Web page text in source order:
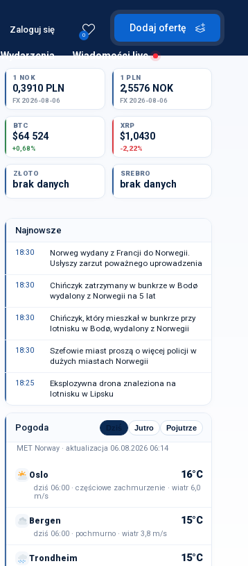
Dodaj ofertę
0
Zaloguj się
Wydarzenia Wiadomości live
1 NOK
0,3910 PLN
FX 2026-08-06
1 PLN
2,5576 NOK
FX 2026-08-06
BTC
$64 524
+0,68%
XRP
$1,0430
-2,22%
ZŁOTO
brak danych
SREBRO
brak danych
Najnowsze
18:30
Norweg wydany z Francji do Norwegii.
Usłyszy zarzut poważnego uprowadzenia
18:30
Chińczyk zatrzymany w bunkrze w Bodø
wydalony z Norwegii na 5 lat
18:30
Chińczyk, który mieszkał w bunkrze przy
lotnisku w Bodø, wydalony z Norwegii
18:30
Szefowie miast proszą o więcej policji w
dużych miastach Norwegii
18:25
Eksplozywna drona znaleziona na
lotnisku w Lipsku
Pogoda Dziś Jutro Pojutrze
MET Norway · aktualizacja 06.08.2026 06:14
Oslo 16°C
dziś 06:00 · częściowe zachmurzenie · wiatr 6,0
m/s
Bergen 15°C
dziś 06:00 · pochmurno · wiatr 3,8 m/s
Trondheim 15°C